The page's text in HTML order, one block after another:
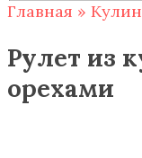
Главная »
Рулет из
орехами